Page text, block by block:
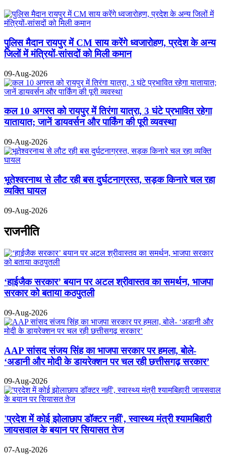
पुलिस मैदान रायपुर में CM साय करेंगे ध्वजारोहण, प्रदेश के अन्य
जिलों में मंत्रियों-सांसदों को मिली कमान
09-Aug-2026
कल 10 अगस्त को रायपुर में तिरंगा यात्रा, 3 घंटे प्रभावित रहेगा
यातायात; जानें डायवर्सन और पार्किंग की पूरी व्यवस्था
09-Aug-2026
भूतेश्वरनाथ से लौट रही बस दुर्घटनाग्रस्त, सड़क किनारे चल रहा
व्यक्ति घायल
09-Aug-2026
राजनीति
‘हाईजैक सरकार’ बयान पर अटल श्रीवास्तव का समर्थन, भाजपा
सरकार को बताया कठपुतली
09-Aug-2026
AAP सांसद संजय सिंह का भाजपा सरकार पर हमला, बोले-
‘अडानी और मोदी के डायरेक्शन पर चल रही छत्तीसगढ़ सरकार’
09-Aug-2026
'प्रदेश में कोई झोलाछाप डॉक्टर नहीं', स्वास्थ्य मंत्री श्यामबिहारी
जायसवाल के बयान पर सियासत तेज
07-Aug-2026